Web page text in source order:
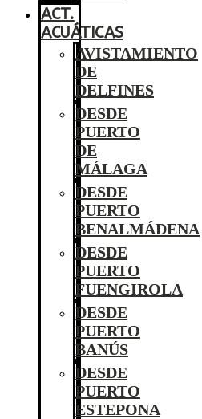
ACT.
ACUÁTICAS
AVISTAMIENTO
DE
DELFINES
DESDE
PUERTO
DE
MÁLAGA
DESDE
PUERTO
BENALMÁDENA
DESDE
PUERTO
FUENGIROLA
DESDE
PUERTO
BANÚS
DESDE
PUERTO
ESTEPONA